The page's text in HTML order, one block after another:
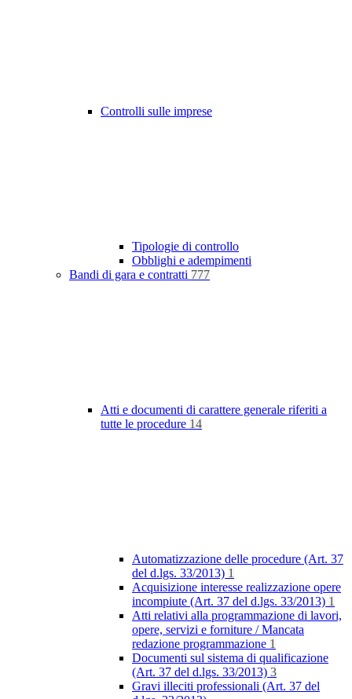
Controlli sulle imprese
Tipologie di controllo
Obblighi e adempimenti
Bandi di gara e contratti 777
Atti e documenti di carattere generale riferiti a
tutte le procedure 14
Automatizzazione delle procedure (Art. 37
del d.lgs. 33/2013) 1
Acquisizione interesse realizzazione opere
incompiute (Art. 37 del d.lgs. 33/2013) 1
Atti relativi alla programmazione di lavori,
opere, servizi e forniture / Mancata
redazione programmazione 1
Documenti sul sistema di qualificazione
(Art. 37 del d.lgs. 33/2013) 3
Gravi illeciti professionali (Art. 37 del